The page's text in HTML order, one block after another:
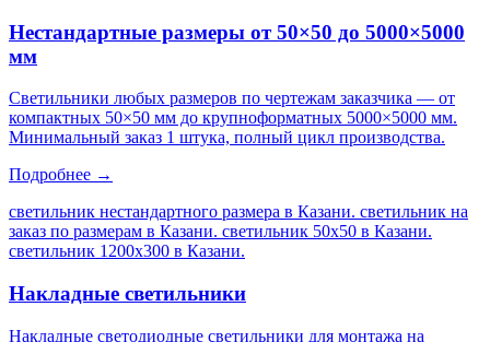
Нестандартные размеры от 50×50 до 5000×5000
мм
Светильники любых размеров по чертежам заказчика — от
компактных 50×50 мм до крупноформатных 5000×5000 мм.
Минимальный заказ 1 штука, полный цикл производства.
Подробнее →
светильник нестандартного размера в Казани. светильник на
заказ по размерам в Казани. светильник 50х50 в Казани.
светильник 1200х300 в Казани.
Накладные светильники
Накладные светодиодные светильники для монтажа на